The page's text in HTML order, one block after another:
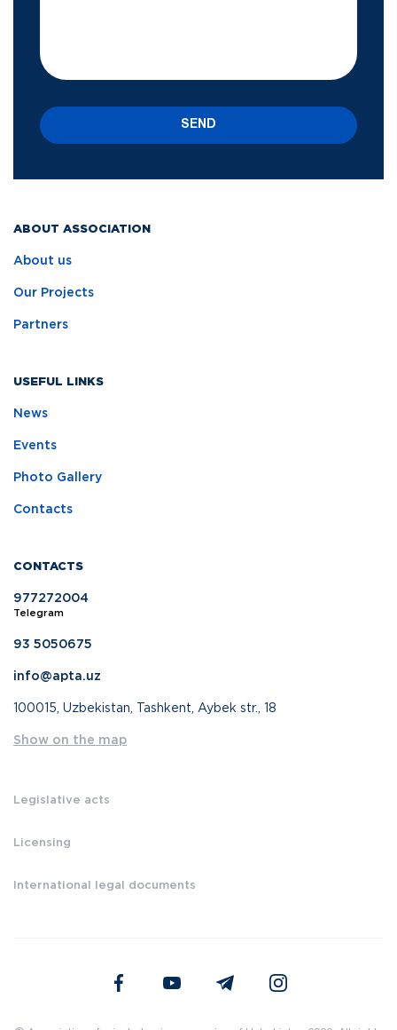
ABOUT ASSOCIATION
About us
Our Projects
Partners
USEFUL LINKS
News
Events
Photo Gallery
Contacts
CONTACTS
977272004
Telegram
93 5050675
info@apta.uz
100015, Uzbekistan, Tashkent, Aybek str., 18
Show on the map
Legislative acts
Licensing
International legal documents
SEND